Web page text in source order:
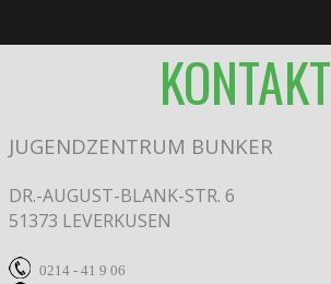
KONTAKT
JUGENDZENTRUM BUNKER
DR.-AUGUST-BLANK-STR. 6
51373 LEVERKUSEN
0214 - 41 9 06